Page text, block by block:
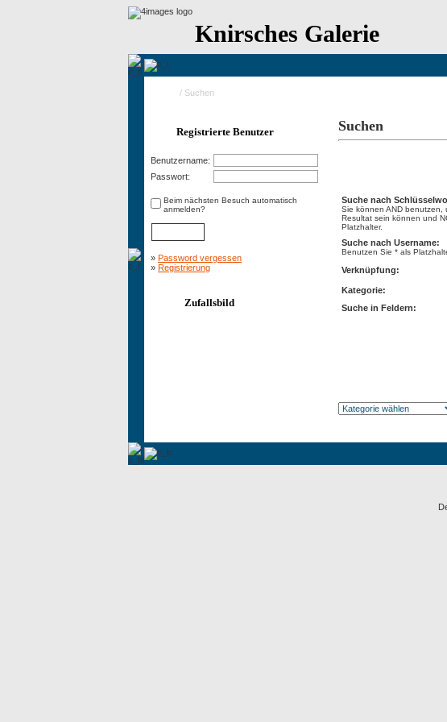
Knirsches Galerie
/ Suchen
Registrierte Benutzer
Benutzername:
Passwort:
Beim nächsten Besuch automatisch
anmelden?
» Password vergessen
» Registrierung
Zufallsbild
Suchen
Suche nach
Sie können AND benutzen,
Resultat sein können und
Platzhalter.
Suche nach Username:
Benutzen Sie * als
Verknüpfung:
Kategorie:
Suche in Feldern: